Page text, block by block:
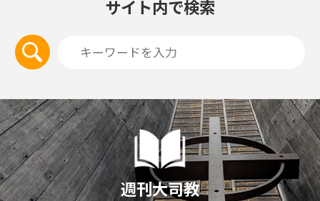
サイト内で検索
週刊大司教